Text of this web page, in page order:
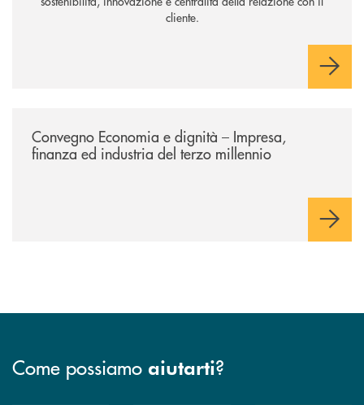
cliente.
Convegno Economia e dignità – Impresa,
finanza ed industria del terzo millennio
Come possiamo aiutarti?